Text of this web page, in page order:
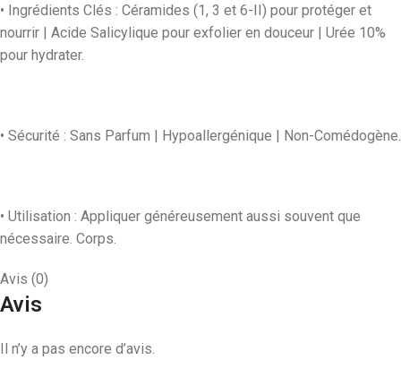
• Ingrédients Clés : Céramides (1, 3 et 6-II) pour protéger et
nourrir | Acide Salicylique pour exfolier en douceur | Urée 10%
pour hydrater.
• Sécurité : Sans Parfum | Hypoallergénique | Non-Comédogène.
• Utilisation : Appliquer généreusement aussi souvent que
nécessaire. Corps.
Avis (0)
Avis
Il n’y a pas encore d’avis.